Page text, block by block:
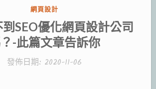
分
網頁設計
SEO優化網頁設計公司
-此篇文章告訴你
發佈日期: 2020-11-06